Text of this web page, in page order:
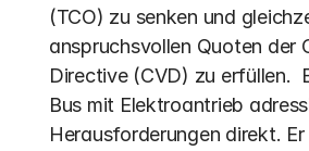
(TCO) zu senken und
anspruchsvollen Quoten der
Directive (CVD) zu erfüllen.
Bus mit Elektroantrieb
Herausforderungen direkt.